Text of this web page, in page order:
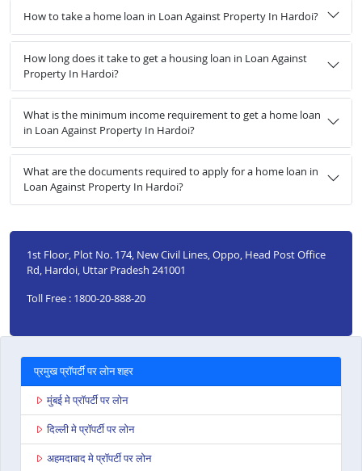
How to take a home loan in Loan Against Property In Hardoi?
How long does it take to get a housing loan in Loan Against
Property In Hardoi?
What is the minimum income requirement to get a home loan
in Loan Against Property In Hardoi?
What are the documents required to apply for a home loan in
Loan Against Property In Hardoi?
1st Floor, Plot No. 174, New Civil Lines, Oppo, Head Post Office
Rd, Hardoi, Uttar Pradesh 241001
Toll Free : 1800-20-888-20
प्रमुख प्रॉपर्टी पर लोन शहर
मुंबई मे प्रॉपर्टी पर लोन
दिल्ली मे प्रॉपर्टी पर लोन
अहमदाबाद मे प्रॉपर्टी पर लोन